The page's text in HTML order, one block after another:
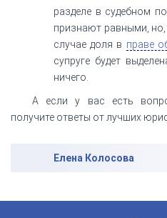
разделе в судебном
признают равными, но,
случае доля в праве
супруге будет
ничего.
А если у вас есть
получите ответы от лучших
Елена Колосова